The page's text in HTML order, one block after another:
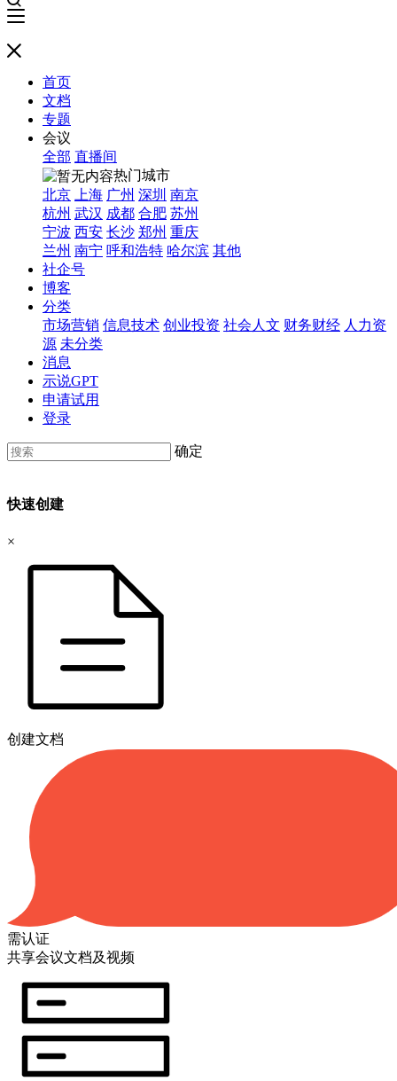
首页
文档
专题
会议
全部 直播间
热门城市
北京
上海 广州 深圳 南京
杭州 武汉 成都 合肥 苏州
宁波 西安 长沙 郑州 重庆
兰州 南宁 呼和浩特 哈尔滨 其他
社企号
博客
分类
市场营销 信息技术 创业投资 社会人文 财务财经 人力资
源 未分类
消息
示说GPT
申请试用
登录
确定
快速创建
×
创建文档
需认证
共享会议文档及视频